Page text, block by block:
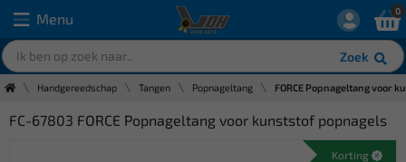
Menu
Zoek
0
Handgereedschap Tangen Popnageltang FORCE Popnageltang voor
FC-67803 FORCE Popnageltang voor kunststof popnagels
Korting